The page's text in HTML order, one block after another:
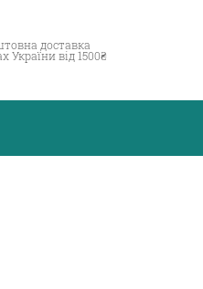
доставка
України від 1500₴